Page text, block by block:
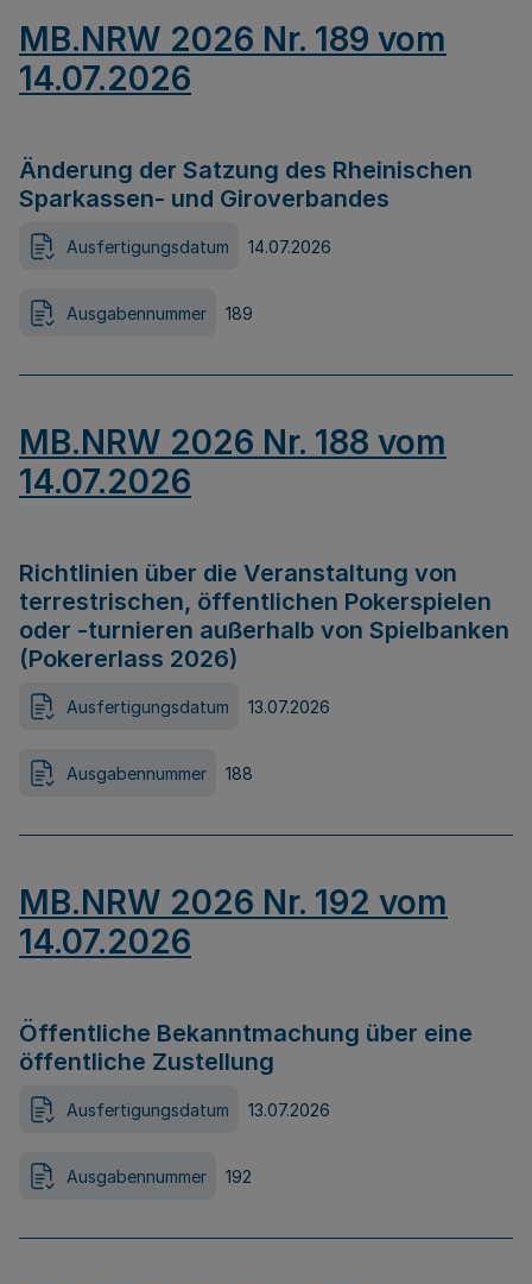
MB.NRW 2026 Nr. 189 vom
14.07.2026
Änderung der Satzung des Rheinischen
Sparkassen- und Giroverbandes
Ausfertigungsdatum 14.07.2026
Ausgabennummer 189
MB.NRW 2026 Nr. 188 vom
14.07.2026
Richtlinien über die Veranstaltung von
terrestrischen, öffentlichen Pokerspielen
oder -turnieren außerhalb von Spielbanken
(Pokererlass 2026)
Ausfertigungsdatum 13.07.2026
Ausgabennummer 188
MB.NRW 2026 Nr. 192 vom
14.07.2026
Öffentliche Bekanntmachung über eine
öffentliche Zustellung
Ausfertigungsdatum 13.07.2026
Ausgabennummer 192